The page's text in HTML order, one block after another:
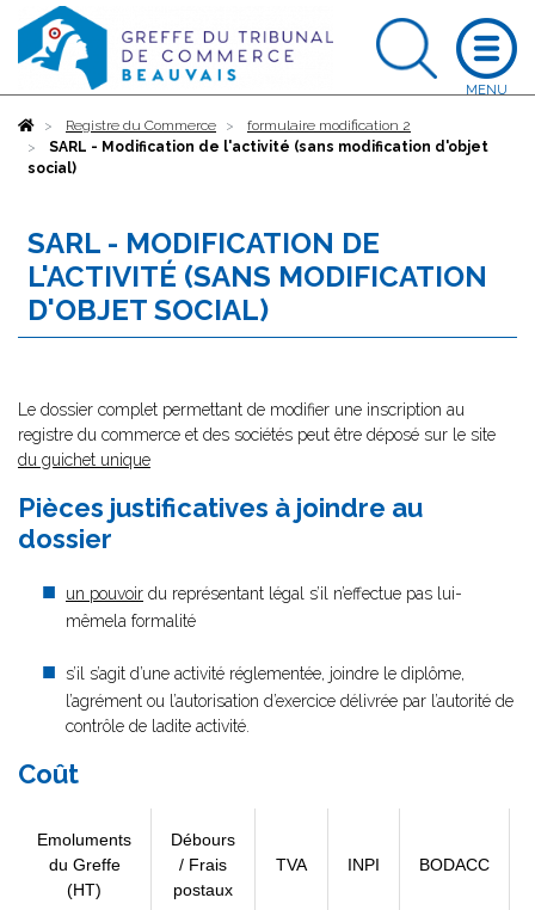
AccueilRegistre du Commerce
formulaire modification 2
SARL - Modification de l'activité (sans modification d'objet
social)
SARL - MODIFICATION DE
L'ACTIVITÉ (SANS MODIFICATION
D'OBJET SOCIAL)
Le dossier complet permettant de modifier une inscription au
registre du commerce et des sociétés peut être déposé sur le site
du guichet unique
Pièces justificatives à joindre au
dossier
un pouvoir du représentant légal s’il n’effectue pas lui-
mêmela formalité
s’il s’agit d’une activité réglementée, joindre le diplôme,
l’agrément ou l’autorisation d’exercice délivrée par l’autorité de
contrôle de ladite activité.
Coût
Emoluments
du Greffe
(HT)
Débours
/ Frais
postaux
TVA INPI BODACC